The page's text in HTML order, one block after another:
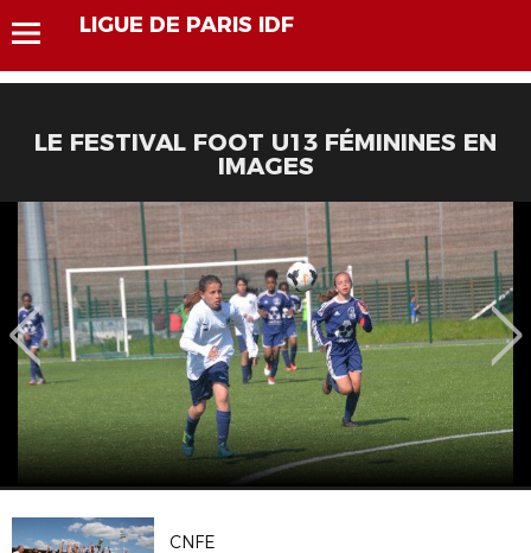
LIGUE DE PARIS IDF
LE FESTIVAL FOOT U13 FÉMININES EN
IMAGES
CNFE